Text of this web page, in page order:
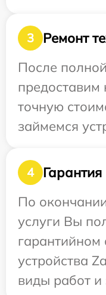
3
Ремонт
После
предоставим
точную
займемся
4
Гарантия
По
услуги Вы
устройства
виды работ и